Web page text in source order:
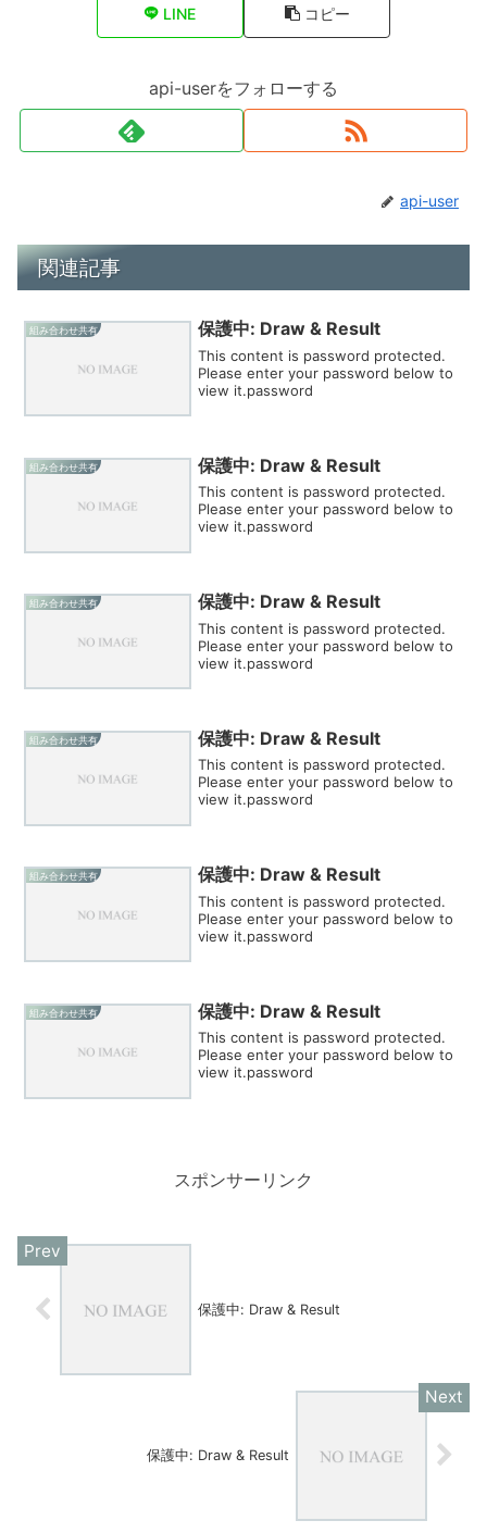
LINE コピー
api-userをフォローする
api-user
関連記事
組み合わせ共有 保護中: Draw & Result
This content is password protected.
Please enter your password below to
view it.password
組み合わせ共有 保護中: Draw & Result
This content is password protected.
Please enter your password below to
view it.password
組み合わせ共有 保護中: Draw & Result
This content is password protected.
Please enter your password below to
view it.password
組み合わせ共有 保護中: Draw & Result
This content is password protected.
Please enter your password below to
view it.password
組み合わせ共有 保護中: Draw & Result
This content is password protected.
Please enter your password below to
view it.password
組み合わせ共有 保護中: Draw & Result
This content is password protected.
Please enter your password below to
view it.password
スポンサーリンク
保護中: Draw & Result
保護中: Draw & Result